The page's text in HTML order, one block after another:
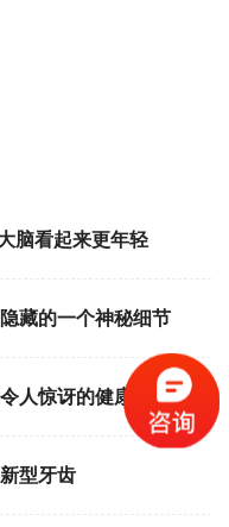
脑看起来更年轻
藏的一个神秘细节
人惊讶的健康益处
型牙齿